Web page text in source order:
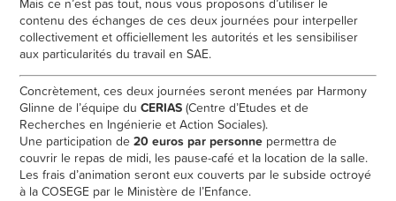
contenu des échanges de ces deux journées pour interpeller
collectivement et officiellement les autorités et les sensibiliser
aux particularités du travail en SAE.
Concrètement, ces deux journées seront menées par Harmony
Glinne de l’équipe duCERIAS (Centre d’Etudes et de
Recherches en Ingénierie et Action Sociales).
Une participation de20 euros par personne permettra de
couvrir le repas de midi, les pause-café et la location de la salle.
Les frais d’animation seront eux couverts par le subside octroyé
à la COSEGE par le Ministère de l’Enfance.